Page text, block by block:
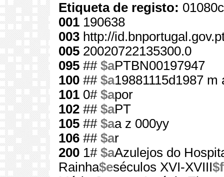
Etiqueta de registo:
001 190638
003 http://
005 20020722135300.0
095 ## $aPTBN00197947
100 ## $a19881115d1987 m
101 0# $apor
102 ## $aPT
105 ## $aa z 000yy
106 ## $ar
200 1# $aAzulejos do
Rainha$eséculos XVI-XVIII$f